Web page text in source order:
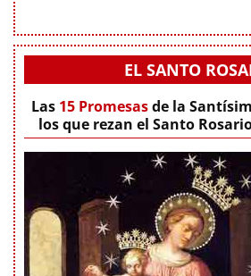
EL SANTO
Las 15 Promesasde la
los que rezan el Santo